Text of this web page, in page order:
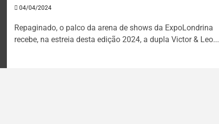
04/04/2024
Repaginado, o palco da arena de shows da ExpoLondrina
recebe, na estreia desta edição 2024, a dupla Victor & Leo...